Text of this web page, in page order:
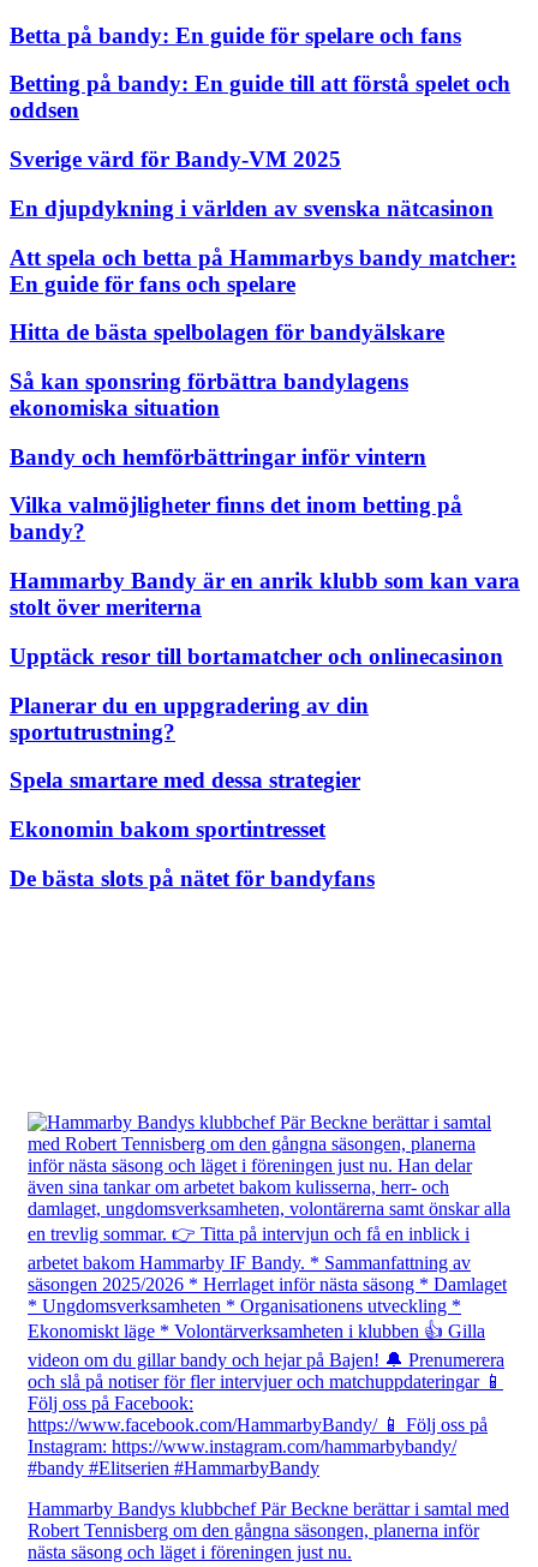
Betta på bandy: En guide för spelare och fans
Betting på bandy: En guide till att förstå spelet och
oddsen
Sverige värd för Bandy-VM 2025
En djupdykning i världen av svenska nätcasinon
Att spela och betta på Hammarbys bandy matcher:
En guide för fans och spelare
Hitta de bästa spelbolagen för bandyälskare
Så kan sponsring förbättra bandylagens
ekonomiska situation
Bandy och hemförbättringar inför vintern
Vilka valmöjligheter finns det inom betting på
bandy?
Hammarby Bandy är en anrik klubb som kan vara
stolt över meriterna
Upptäck resor till bortamatcher och onlinecasinon
Planerar du en uppgradering av din
sportutrustning?
Spela smartare med dessa strategier
Ekonomin bakom sportintresset
De bästa slots på nätet för bandyfans
Hammarby Bandys klubbchef Pär Beckne berättar i samtal med
Robert Tennisberg om den gångna säsongen, planerna inför
nästa säsong och läget i föreningen just nu.